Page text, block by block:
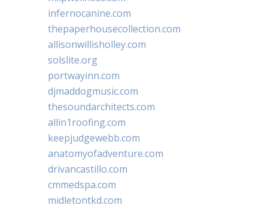
infernocanine.com
thepaperhousecollection.com
allisonwillisholley.com
solslite.org
portwayinn.com
djmaddogmusic.com
thesoundarchitects.com
allin1roofing.com
keepjudgewebb.com
anatomyofadventure.com
drivancastillo.com
cmmedspa.com
midletontkd.com